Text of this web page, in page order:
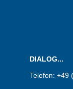
DIALOG...
Telefon: +49